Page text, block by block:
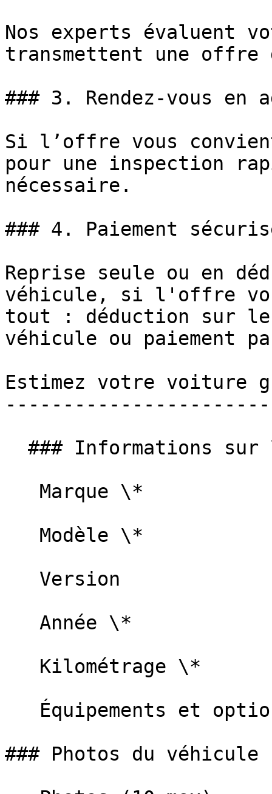
Nos experts évaluent
transmettent une
### 3. Rendez-vous en
Si l’offre vous
pour une inspection
nécessaire.
### 4. Paiement
Reprise seule ou en
véhicule, si l'offre
tout : déduction sur
véhicule ou paiement
Estimez votre voiture
### Photos du véhicule